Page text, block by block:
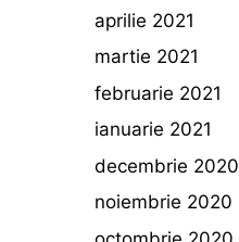
aprilie 2021
martie 2021
februarie 2021
ianuarie 2021
decembrie 2020
noiembrie 2020